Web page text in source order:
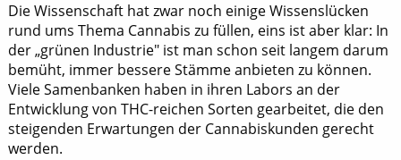
Die Wissenschaft hat zwar noch einige Wissenslücken
rund ums Thema Cannabis zu füllen, eins ist aber klar: In
der „grünen Industrie" ist man schon seit langem darum
bemüht, immer bessere Stämme anbieten zu können.
Viele Samenbanken haben in ihren Labors an der
Entwicklung von THC-reichen Sorten gearbeitet, die den
steigenden Erwartungen der Cannabiskunden gerecht
werden.